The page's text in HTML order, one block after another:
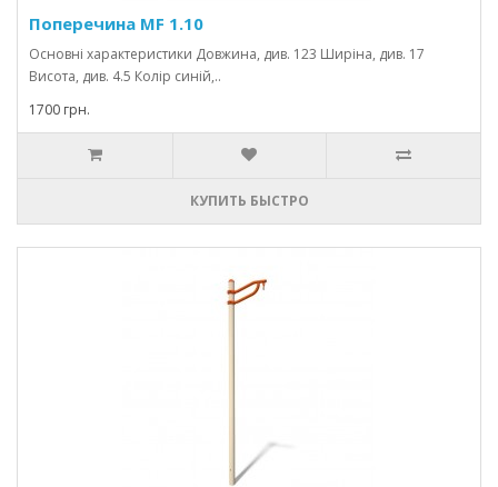
Поперечина MF 1.10
Основні характеристики Довжина, див. 123 Ширіна, див. 17
Висота, див. 4.5 Колір синій,..
1700 грн.
КУПИТЬ БЫСТРО